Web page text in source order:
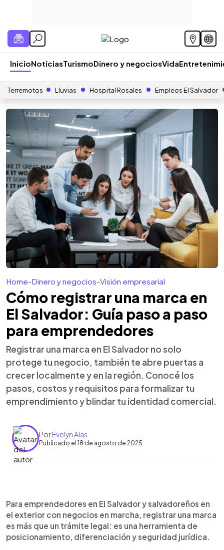
InicioNoticiasTurismoDinero y negociosVida
Terremotos Lluvias Hospital Rosales Empleos El Salvador
Home-Dinero y negocios-Visión empresarial
Cómo registrar una marca en
El Salvador: Guía paso a paso
para emprendedores
Registrar una marca en El Salvador no solo
protege tu negocio, también te abre puertas a
crecer localmente y en la región. Conocé los
pasos, costos y requisitos para formalizar tu
emprendimiento y blindar tu identidad comercial.
PorEvelyn Alas
Publicado el 18 de agosto de 2025
Escuchar artículo
Registrar una marca en El Salvador es clave para
proteger la identidad comercial y dar respaldo
legal a los emprendedores. El trámite se gestiona
en el CNR e incluye una precalificación en línea,
búsqueda en el Registro de Comercio ($20),
Para emprendedores en El Salvador y salvadoreños en
el exterior con negocios en marcha, registrar una marca
es más que un trámite legal: es una herramienta de
posicionamiento, diferenciación y seguridad jurídica.